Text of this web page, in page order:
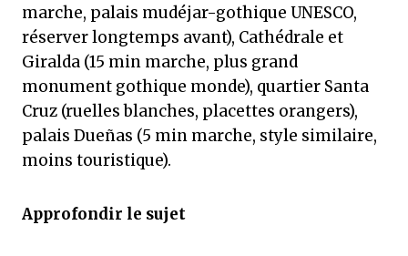
marche, palais mudéjar-gothique UNESCO,
réserver longtemps avant), Cathédrale et
Giralda (15 min marche, plus grand
monument gothique monde), quartier Santa
Cruz (ruelles blanches, placettes orangers),
palais Dueñas (5 min marche, style similaire,
moins touristique).
Approfondir le sujet